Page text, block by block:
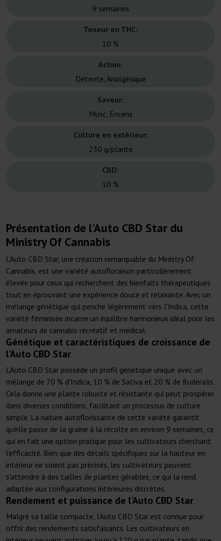
9 semaines
Teneur en THC:
10 %
Action:
Détente, Analgésique
Saveur:
Musc, Encens
Culture en extérieur:
230 g/plante
CBD:
10 %
Présentation de l'Auto CBD Star du
Ministry Of Cannabis
L'Auto CBD Star, une création remarquable du Ministry Of
Cannabis, est une variété autofloraison particulièrement
élevée pour ceux qui recherchent des bienfaits thérapeutiques
tout en éprouvant une expérience douce et relaxante. Avec un
mélange génétique qui penche légèrement vers l'Indica, cette
variété féminisée incarne un équilibre harmonieux idéal pour les
amateurs de cannabis récréatif et médical.
Génétique et caractéristiques de croissance de
l'Auto CBD Star
L'Auto CBD Star possède un profil génétique unique avec un
mélange de 70 % d'Indica, 10 % de Sativa et 20 % de Ruderalis.
Cela donne une plante robuste et résistante qui peut prospérer
dans diverses conditions, facilitant un processus de culture
simple. La nature autoflorissante de cette variété garantit
qu'elle passe de la graine à la récolte en environ 9 semaines, ce
qui en fait une option pratique pour les cultivateurs cherchant
l'efficacité. Bien que des détails spécifiques sur la hauteur en
intérieur ne soient pas précisés, les cultivateurs peuvent
s'attendre à des tailles de plantes gérables, ce qui la rend
adaptée aux configurations intérieures discrètes.
Rendement et puissance de l'Auto CBD Star
Malgré sa taille compacte, l'Auto CBD Star est connue pour
offrir des rendements satisfaisants. Les cultivateurs en